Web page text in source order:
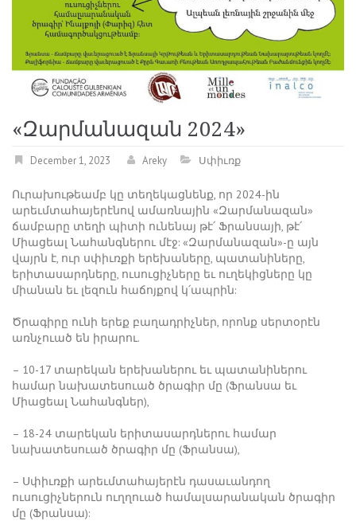
«Զարմանազան 2024»
December 1, 2023 Areky Սփիւռք
Ուրախութեամբ կը տեղեկացնենք, որ 2024-ին
արեւմտահայերէնով ամառնային «Զարմանազան»
ճամբարը տեղի պիտի ունենայ թէ՛ Ֆրանսայի, թէ՛
Միացեալ Նահանգներու մէջ: «Զարմանազան»-ը այն
վայրն է, ուր սփիւռքի երեխաները, պատանիները,
երիտասարդները, ուսուցիչները եւ ուղեկիցները կը
միանան եւ լեզուն հաճոյքով կ՛ապրին:
Ծրագիրը ունի երեք բաղադրիչներ, որոնք սերտօրէն
առնչուած են իրարու.
– 10-17 տարեկան երեխաներու եւ պատանիներու
համար նախատեսուած ծրագիր մը (Ֆրանսա եւ
Միացեալ Նահանգներ),
– 18-24 տարեկան երիտասարդներու համար
նախատեսուած ծրագիր մը (Ֆրանսա),
– Սփիւռքի արեւմտահայերէն դասաւանդող
ուսուցիչներուն ուղղուած համալսարանական ծրագիր
մը (Ֆրանսա):